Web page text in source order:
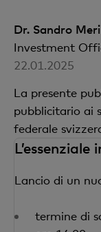
Dr. Sandro
Investment
22.01.2025
La presente
pubblicitario ai
federale
L’essenziale
Lancio di un
termine di